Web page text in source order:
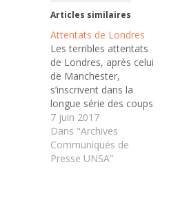
Articles similaires
Attentats de Londres
Les terribles attentats
de Londres, après celui
de Manchester,
s’inscrivent dans la
longue série des coups
de boutoir donnés à la
démocratie par le
terrorisme, ici
islamiste. L’UNSA
7 juin 2017
Dans "Archives
Communiqués de
Presse UNSA"